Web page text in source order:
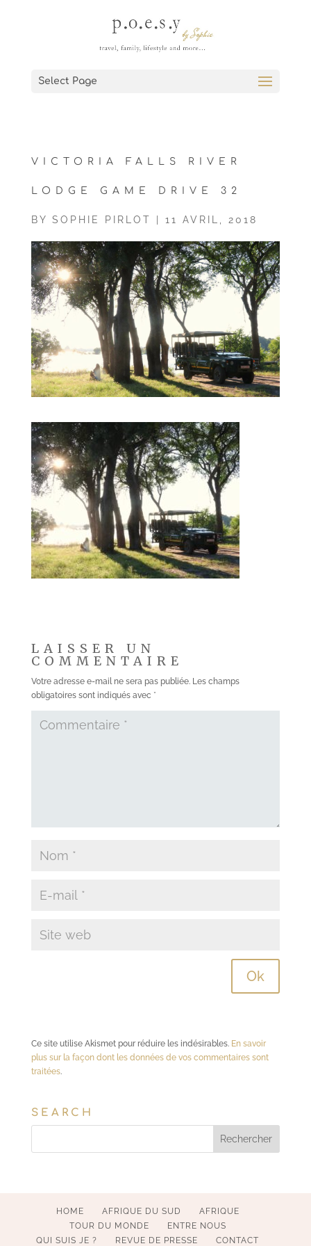
Select Page
VICTORIA FALLS RIVER
LODGE GAME DRIVE 32
BY SOPHIE PIRLOT 11 AVRIL, 2018
LAISSER UN
COMMENTAIRE
Votre adresse e-mail ne sera pas publiée. Les champs
obligatoires sont indiqués avec *
Ce site utilise Akismet pour réduire les indésirables. En savoir
plus sur la façon dont les données de vos commentaires sont
traitées.
SEARCH
HOME AFRIQUE DU SUD
AFRIQUE
TOUR DU MONDE
ENTRE NOUS
QUI SUIS JE ?
REVUE DE PRESSE CONTACT